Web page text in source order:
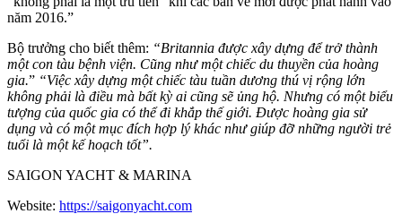
năm 2016.”
Bộ trưởng cho biết thêm: “Britannia được xây dựng để trở thành
một con tàu bệnh viện. Cũng như một chiếc du thuyền của hoàng
gia.” “Việc xây dựng một chiếc tàu tuần dương thú vị rộng lớn
không phải là điều mà bất kỳ ai cũng sẽ ủng hộ. Nhưng có một biểu
tượng của quốc gia có thể đi khắp thế giới. Được hoàng gia sử
dụng và có một mục đích hợp lý khác như giúp đỡ những người trẻ
tuổi là một kế hoạch tốt”.
SAIGON YACHT & MARINA
Website: https://saigonyacht.com